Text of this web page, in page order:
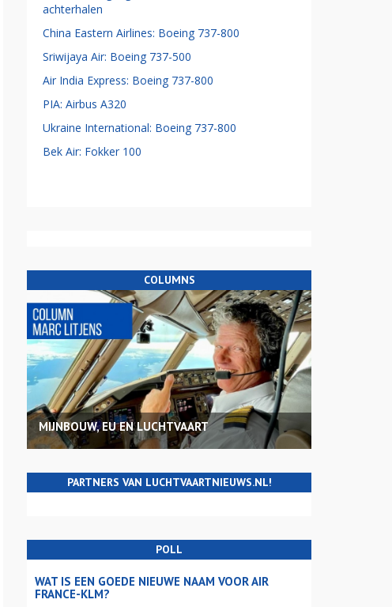
achterhalen
China Eastern Airlines: Boeing 737-800
Sriwijaya Air: Boeing 737-500
Air India Express: Boeing 737-800
PIA: Airbus A320
Ukraine International: Boeing 737-800
Bek Air: Fokker 100
COLUMNS
MIJNBOUW, EU EN LUCHTVAART
PARTNERS VAN LUCHTVAARTNIEUWS.NL!
POLL
WAT IS EEN GOEDE NIEUWE NAAM VOOR AIR
FRANCE-KLM?